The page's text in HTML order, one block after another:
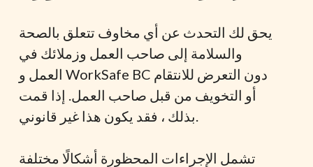
يحق لك التحدث عن أي مخاوف تتعلق بالصحة
والسلامة إلى صاحب العمل وزملائك في
العمل و WorkSafe BC دون التعرض للانتقام
أو التخويف من قبل صاحب العمل. إذا قمت
بذلك ، فقد يكون هذا غير قانوني.
تشمل الإجراءات المحظورة أشكالًا مختلفة